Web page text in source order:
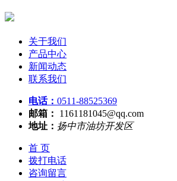
关于我们
产品中心
新闻动态
联系我们
电话： 0511-88525369
邮箱：
1161181045@qq.com
地址： 扬中市油坊开发区
首 页
拨打电话
咨询留言